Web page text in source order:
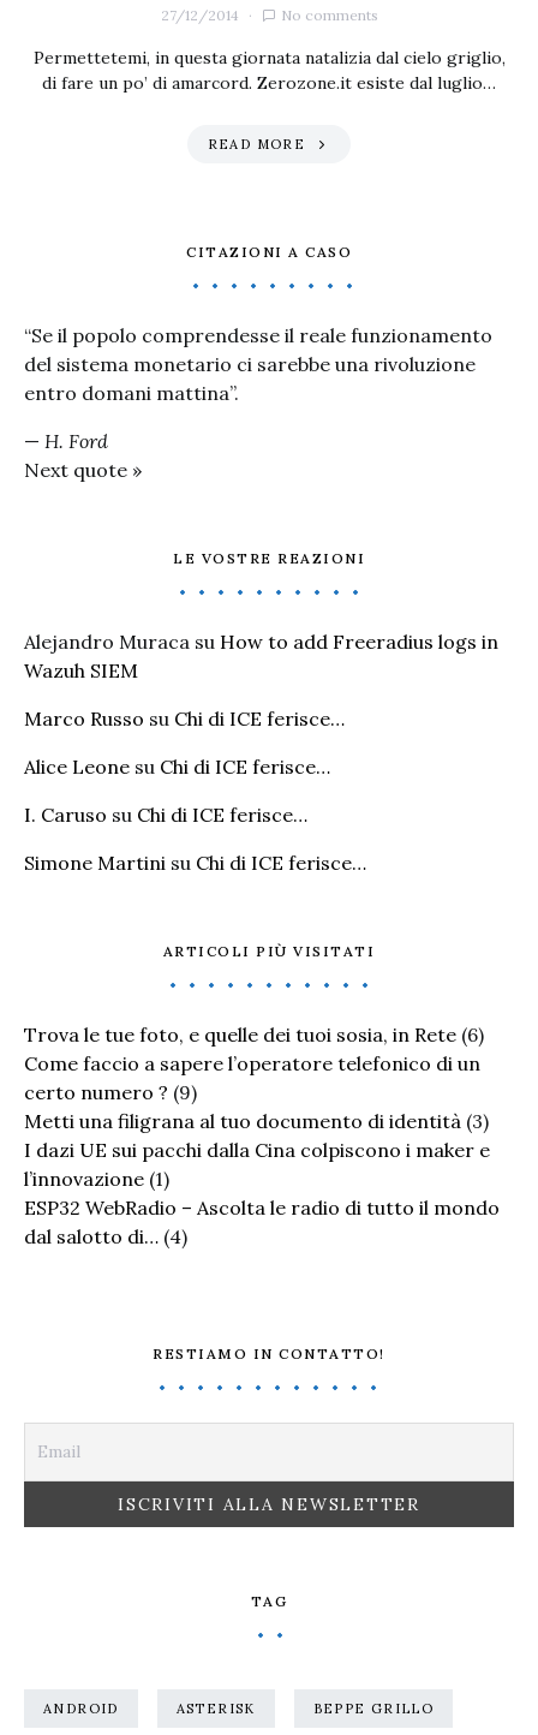
27/12/2014 No comments
Permettetemi, in questa giornata natalizia dal cielo griglio,
di fare un po’ di amarcord. Zerozone.it esiste dal luglio…
READ MORE
CITAZIONI A CASO
“Se il popolo comprendesse il reale funzionamento
del sistema monetario ci sarebbe una rivoluzione
entro domani mattina”.
— H. Ford
Next quote »
LE VOSTRE REAZIONI
Alejandro Muraca su How to add Freeradius logs in
Wazuh SIEM
Marco Russo su Chi di ICE ferisce…
Alice Leone su Chi di ICE ferisce…
I. Caruso su Chi di ICE ferisce…
Simone Martini su Chi di ICE ferisce…
ARTICOLI PIÙ VISITATI
Trova le tue foto, e quelle dei tuoi sosia, in Rete (6)
Come faccio a sapere l’operatore telefonico di un
certo numero ? (9)
Metti una filigrana al tuo documento di identità (3)
I dazi UE sui pacchi dalla Cina colpiscono i maker e
l’innovazione (1)
ESP32 WebRadio – Ascolta le radio di tutto il mondo
dal salotto di… (4)
RESTIAMO IN CONTATTO!
TAG
ANDROID ASTERISK BEPPE GRILLO